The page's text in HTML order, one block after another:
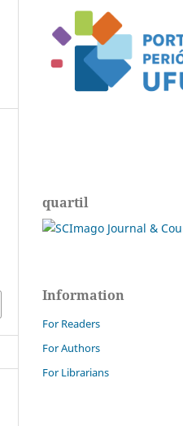
quartil
Information
For Readers
For Authors
For Librarians